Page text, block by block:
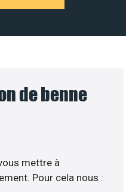
de benne
mettre à
Pour cela nous :